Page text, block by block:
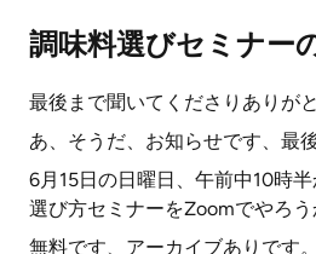
調味料選びセミナー
最後まで聞いてくださりありが
あ、そうだ、お知らせです、最後
6月15日の日曜日、午前中10時
選び方セミナーをZoomでやろう
無料です、アーカイブありです。